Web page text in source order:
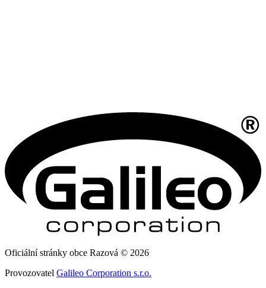
Oficiální stránky obce Razová © 2026
Provozovatel Galileo Corporation s.r.o.